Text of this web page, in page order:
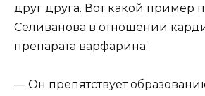
друг друга. Вот какой пример
Селиванова в отношении
препарата варфарина:
— Он препятствует